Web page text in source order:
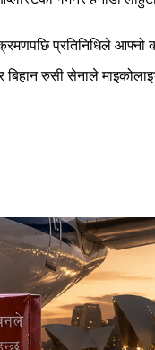
प्रतिनिधिले आफ्नो
रुसी सेनाले